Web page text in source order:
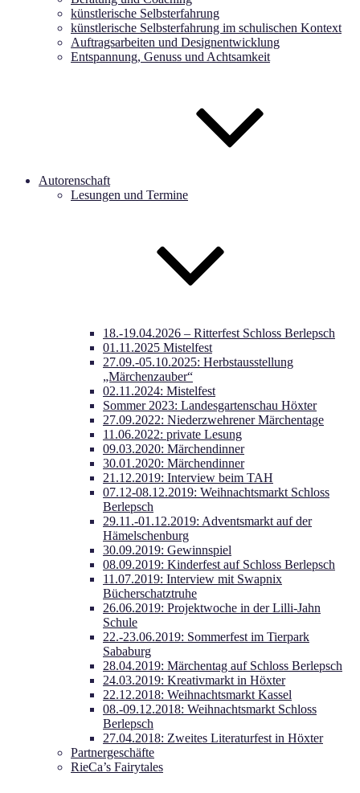
künstlerische Selbsterfahrung
künstlerische Selbsterfahrung im schulischen Kontext
Auftragsarbeiten und Designentwicklung
Entspannung, Genuss und Achtsamkeit
Autorenschaft
Lesungen und Termine
18.-19.04.2026 – Ritterfest Schloss Berlepsch
01.11.2025 Mistelfest
27.09.-05.10.2025: Herbstausstellung
„Märchenzauber“
02.11.2024: Mistelfest
Sommer 2023: Landesgartenschau Höxter
27.09.2022: Niederzwehrener Märchentage
11.06.2022: private Lesung
09.03.2020: Märchendinner
30.01.2020: Märchendinner
21.12.2019: Interview beim TAH
07.12-08.12.2019: Weihnachtsmarkt Schloss
Berlepsch
29.11.-01.12.2019: Adventsmarkt auf der
Hämelschenburg
30.09.2019: Gewinnspiel
08.09.2019: Kinderfest auf Schloss Berlepsch
11.07.2019: Interview mit Swapnix
Bücherschatztruhe
26.06.2019: Projektwoche in der Lilli-Jahn
Schule
22.-23.06.2019: Sommerfest im Tierpark
Sababurg
28.04.2019: Märchentag auf Schloss Berlepsch
24.03.2019: Kreativmarkt in Höxter
22.12.2018: Weihnachtsmarkt Kassel
08.-09.12.2018: Weihnachtsmarkt Schloss
Berlepsch
27.04.2018: Zweites Literaturfest in Höxter
Partnergeschäfte
RieCa’s Fairytales